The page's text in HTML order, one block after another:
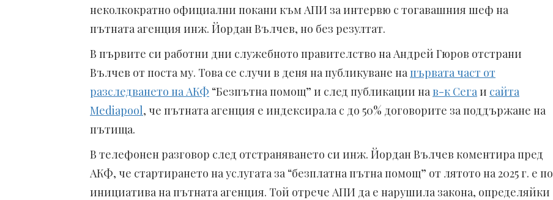
неколкократно официални покани към АПИ за интервю с тогавашния шеф на
пътната агенция инж. Йордан Вълчев, но без резултат.
В първите си работни дни служебното правителство на Андрей Гюров отстрани
Вълчев от поста му. Това се случи в деня на публикуване напървата част от
разследването на АКФ “Безпътна помощ” и след публикации нав-к Сегаи сайта
Mediapool, че пътната агенция е индексирала с до 50% договорите за поддържане на
пътища.
В телефонен разговор след отстраняването си инж. Йордан Вълчев коментира пред
АКФ, че стартирането на услугата за “безплатна пътна помощ” от лятото на 2025 г. е по
инициатива на пътната агенция. Той отрече АПИ да е нарушила закона, определяйки